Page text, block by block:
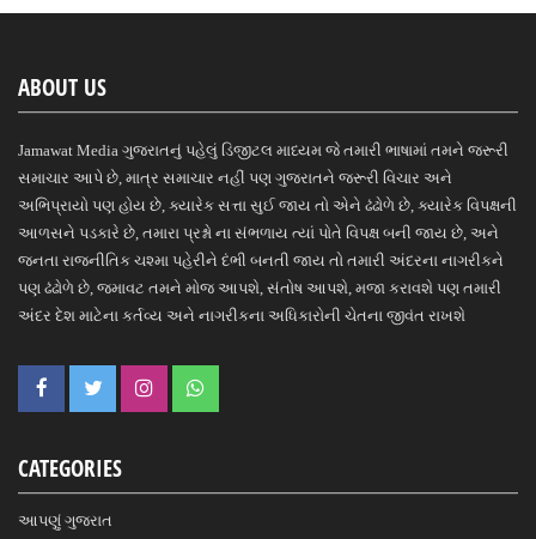
ABOUT US
Jamawat Media ગુજરાતનું પહેલું ડિજીટલ માધ્યમ જે તમારી ભાષામાં તમને જરૂરી
સમાચાર આપે છે, માત્ર સમાચાર નહીં પણ ગુજરાતને જરૂરી વિચાર અને
અભિપ્રાયો પણ હોય છે, ક્યારેક સત્તા સુઈ જાય તો એને ઢંઢોળે છે, ક્યારેક વિપક્ષની
આળસને પડકારે છે, તમારા પ્રશ્નો ના સંભળાય ત્યાં પોતે વિપક્ષ બની જાય છે, અને
જનતા રાજનીતિક ચશ્મા પહેરીને દંભી બનતી જાય તો તમારી અંદરના નાગરીકને
પણ ઢંઢોળે છે, જમાવટ તમને મોજ આપશે, સંતોષ આપશે, મજા કરાવશે પણ તમારી
અંદર દેશ માટેના કર્તવ્ય અને નાગરીકના અધિકારોની ચેતના જીવંત રાખશે
CATEGORIES
આપણું ગુજરાત